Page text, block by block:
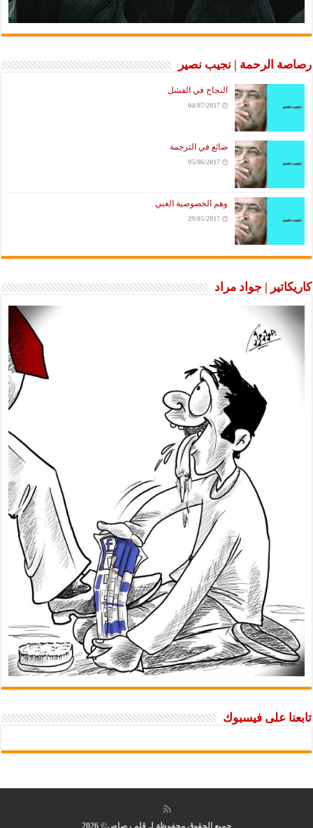
رصاصة الرحمة | نجيب نصير
النجاح في الفشل
04/07/2017
ضائع في الترجمة
05/06/2017
وهم الخصوصية الغبي
29/05/2017
كاريكاتير | جواد مراد
تابعنا على فيسبوك
جميع الحقوق محفوظة لـ قلم رصاص© 2026